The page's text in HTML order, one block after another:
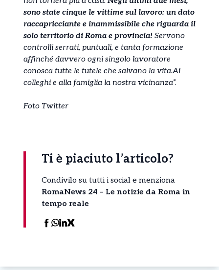
sono state cinque le vittime sul lavoro: un dato
raccapricciante e inammissibile che riguarda il
solo territorio di Roma e provincia! Servono
controlli serrati, puntuali, e tanta formazione
affinché davvero ogni singolo lavoratore
conosca tutte le tutele che salvano la vita.Ai
colleghi e alla famiglia la nostra vicinanza”.
Foto Twitter
Ti è piaciuto l’articolo?
Condivilo su tutti i social e menziona
RomaNews 24 – Le notizie da Roma in
tempo reale